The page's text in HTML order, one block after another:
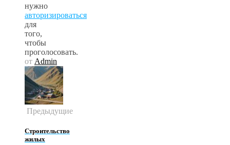
нужно
авторизироваться
для
того,
чтобы
проголосовать.
от Admin
Предыдущие
Строительство
жилых